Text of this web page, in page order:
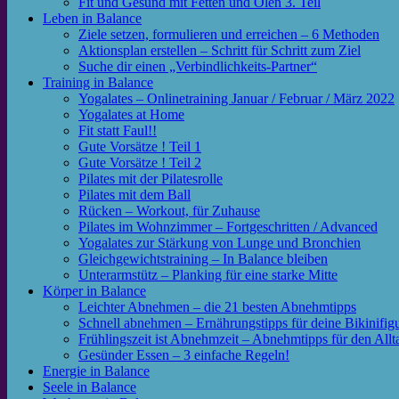
Leben in Balance
Ziele setzen, formulieren und erreichen – 6 Methoden
Aktionsplan erstellen – Schritt für Schritt zum Ziel
Suche dir einen „Verbindlichkeits-Partner“
Training in Balance
Yogalates – Onlinetraining Januar / Februar / März 2022
Yogalates at Home
Fit statt Faul!!
Gute Vorsätze ! Teil 1
Gute Vorsätze ! Teil 2
Pilates mit der Pilatesrolle
Pilates mit dem Ball
Rücken – Workout, für Zuhause
Pilates im Wohnzimmer – Fortgeschritten / Advanced
Yogalates zur Stärkung von Lunge und Bronchien
Gleichgewichtstraining – In Balance bleiben
Unterarmstütz – Planking für eine starke Mitte
Körper in Balance
Leichter Abnehmen – die 21 besten Abnehmtipps
Schnell abnehmen – Ernährungstipps für deine
Frühlingszeit ist Abnehmzeit – Abnehmtipps für den
Gesünder Essen – 3 einfache Regeln!
Energie in Balance
Seele in Balance